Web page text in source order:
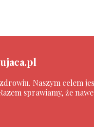
Naszym celem
sprawiamy, że